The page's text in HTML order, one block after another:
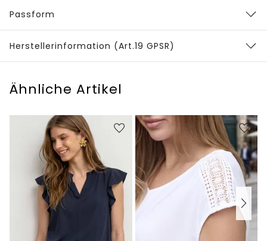
Passform
Herstellerinformation (Art.19 GPSR)
Ähnliche Artikel